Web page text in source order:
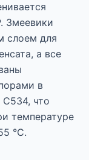
Змеевики
слоем для
а все
в
что
температуре
°C.